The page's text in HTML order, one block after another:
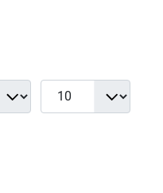
Anzeige #